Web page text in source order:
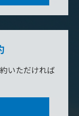
いただければ